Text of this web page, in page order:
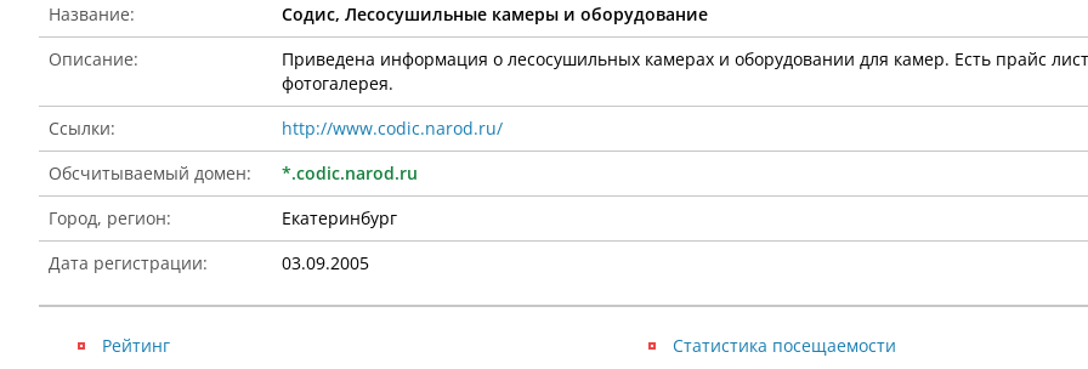
Название:
Содис, Лесосушильные камеры и оборудование
Описание:
Приведена информация о лесосушильных камерах и оборудовании для камер. Есть прайс
фотогалерея.
Ссылки:
http://www.codic.narod.ru/
Обсчитываемый домен:
*.codic.narod.ru
Город, регион:
Екатеринбург
Дата регистрации:
03.09.2005
Рейтинг
Статистика посещаемости